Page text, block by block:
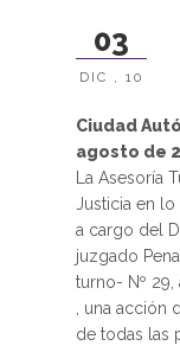
03
DIC , 10
Ciudad
agosto de
La Asesoría
Justicia en lo
a cargo del
juzgado
turno- Nº 29,
, una acción
de todas las